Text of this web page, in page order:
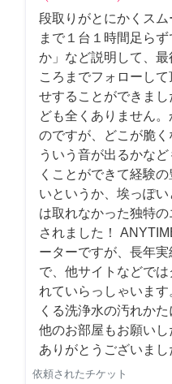
段取りがとにかくス
まで１台１時間足ら
か」など説明して、
ころまでフォローし
せすることができま
ども全くありません
のですが、どこが脆
ういう音が出るかな
くことができて経験
いというか、埃っぽ
は取れなかった独特
されました！
ーターですが、長年
で、他サイトなどで
れていらっしゃいま
くる洗浄水の汚れか
他のお部屋もお願い
ありがとうございまし
依頼されたチケット